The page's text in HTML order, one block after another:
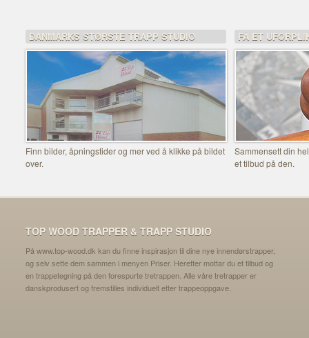
DANMARKS STØRSTE TRAPP STUDIO
Finn bilder, åpningstider og mer ved å klikke på bildet
over.
FÅ ET
Sammensett din
et tilbud på den.
TOP WOOD TRAPPER & TRAPP STUDIO
På www.top-wood.dk kan du finne inspirasjon til dine nye innendørstrapper,
og selv sette dem sammen i menyen Priser. Heretter mottar du et tilbud og
en trappetegning på den forespurte tretrappen. Alle våre tretrapper er
danskprodusert og fremstilles individuelt etter trappeoppgave.